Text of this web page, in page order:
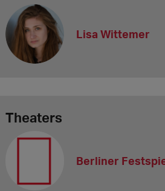
Lisa Wittemer
Theaters
Berliner